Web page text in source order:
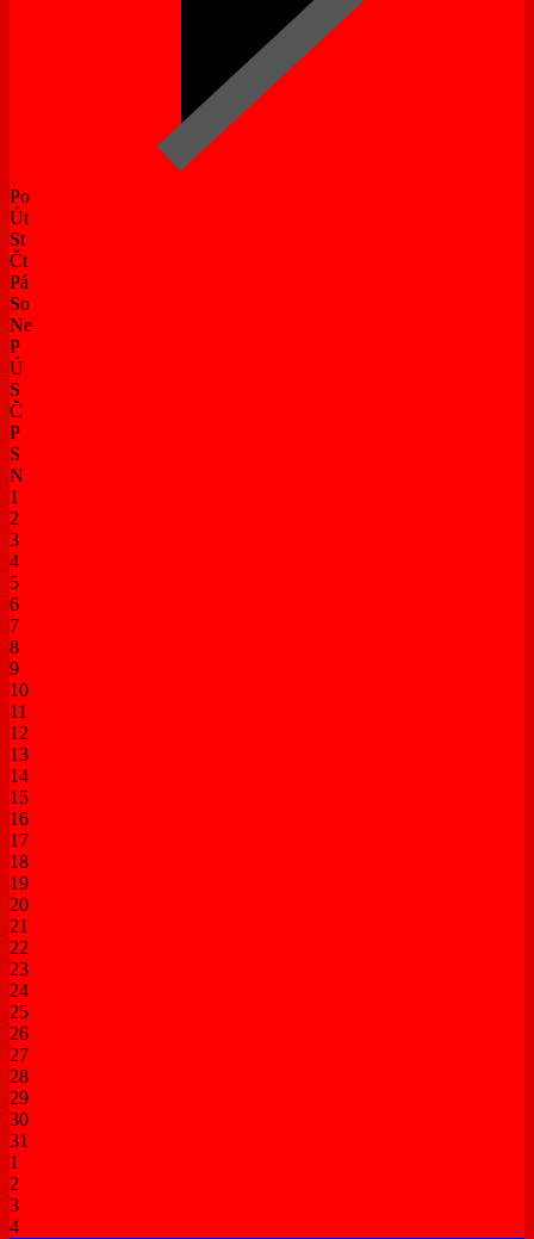
Po
Út
St
Čt
Pá
So
Ne
P
Ú
S
Č
P
S
N
1
2
3
4
5
6
7
8
9
10
11
12
13
14
15
16
17
18
19
20
21
22
23
24
25
26
27
28
29
30
31
1
2
3
4